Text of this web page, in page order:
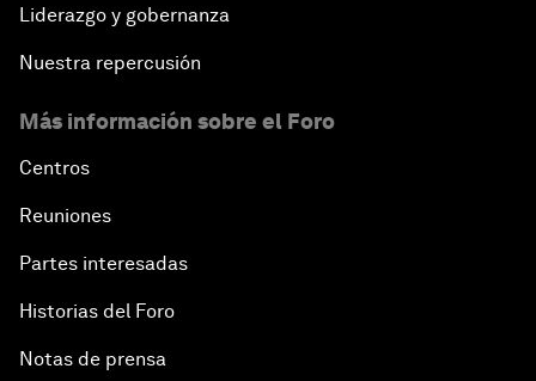
Liderazgo y gobernanza
Nuestra repercusión
Más información sobre el Foro
Centros
Reuniones
Partes interesadas
Historias del Foro
Notas de prensa